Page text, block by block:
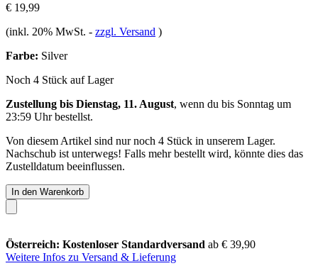
€ 19,99
(inkl. 20% MwSt. - zzgl. Versand )
Farbe: Silver
Noch 4 Stück auf Lager
Zustellung bis Dienstag, 11. August, wenn du bis Sonntag um
23:59 Uhrbestellst.
Von diesem Artikel sind nur noch 4 Stück in unserem Lager.
Nachschub ist unterwegs! Falls mehr bestellt wird, könnte dies das
Zustelldatum beeinflussen.
In den Warenkorb
Österreich: Kostenloser Standardversand ab € 39,90
Weitere Infos zu Versand & Lieferung